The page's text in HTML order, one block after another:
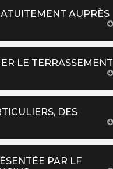
AUPRÈS
LE TERRASSEMENT
DES
PAR LF